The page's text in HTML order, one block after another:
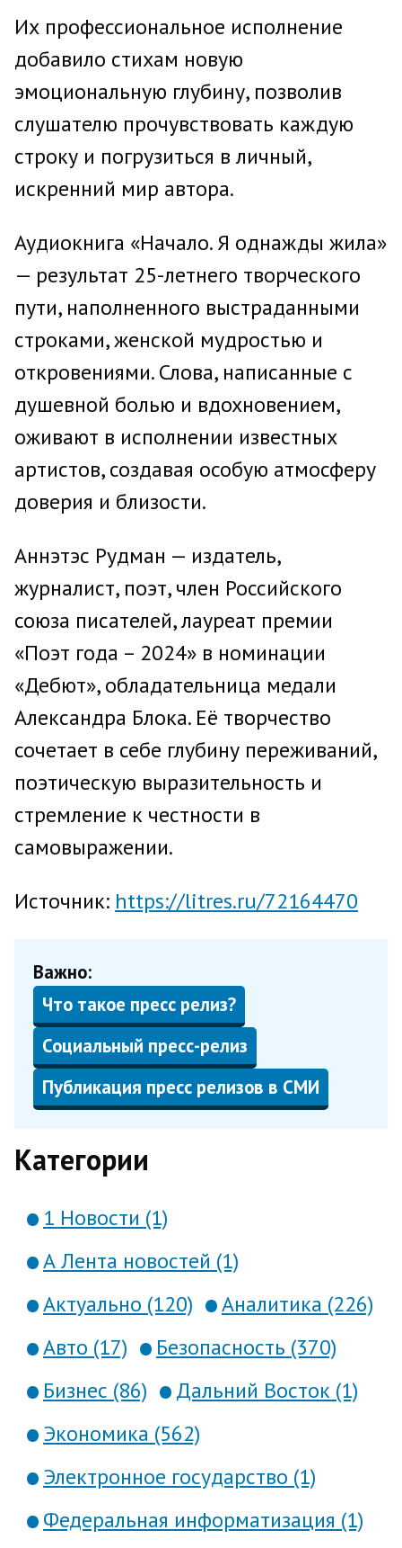
Их профессиональное исполнение
добавило стихам новую
эмоциональную глубину, позволив
слушателю прочувствовать каждую
строку и погрузиться в личный,
искренний мир автора.
Аудиокнига «Начало. Я однажды жила»
— результат 25-летнего творческого
пути, наполненного выстраданными
строками, женской мудростью и
откровениями. Слова, написанные с
душевной болью и вдохновением,
оживают в исполнении известных
артистов, создавая особую атмосферу
доверия и близости.
Аннэтэс Рудман — издатель,
журналист, поэт, член Российского
союза писателей, лауреат премии
«Поэт года – 2024» в номинации
«Дебют», обладательница медали
Александра Блока. Её творчество
сочетает в себе глубину переживаний,
поэтическую выразительность и
стремление к честности в
самовыражении.
Источник: https://litres.ru/72164470
Важно:
Что такое пресс релиз?
Социальный пресс-релиз
Публикация пресс релизов в СМИ
Категории
1 Новости (1)
А Лента новостей (1)
Актуально (120)
Аналитика (226)
Авто (17)
Безопасность (370)
Бизнес (86)
Дальний Восток (1)
Экономика (562)
Электронное государство (1)
Федеральная информатизация (1)